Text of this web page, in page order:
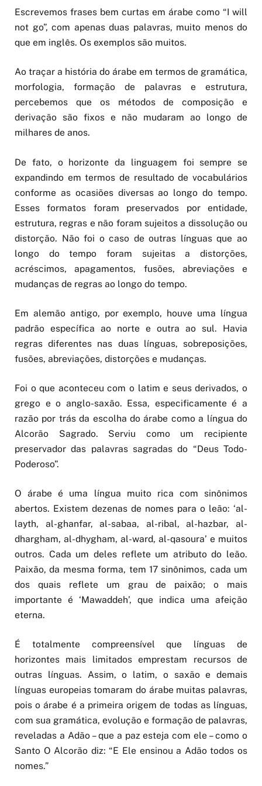
Escrevemos frases bem curtas em árabe como “I will
not go”, com apenas duas palavras, muito menos do
que em inglês. Os exemplos são muitos.
Ao traçar a história do árabe em termos de gramática,
morfologia, formação de palavras e estrutura,
percebemos que os métodos de composição e
derivação são fixos e não mudaram ao longo de
milhares de anos.
De fato, o horizonte da linguagem foi sempre se
expandindo em termos de resultado de vocabulários
conforme as ocasiões diversas ao longo do tempo.
Esses formatos foram preservados por entidade,
estrutura, regras e não foram sujeitos a dissolução ou
distorção. Não foi o caso de outras línguas que ao
longo do tempo foram sujeitas a distorções,
acréscimos, apagamentos, fusões, abreviações e
mudanças de regras ao longo do tempo.
Em alemão antigo, por exemplo, houve uma língua
padrão específica ao norte e outra ao sul. Havia
regras diferentes nas duas línguas, sobreposições,
fusões, abreviações, distorções e mudanças.
Foi o que aconteceu com o latim e seus derivados, o
grego e o anglo-saxão. Essa, especificamente é a
razão por trás da escolha do árabe como a língua do
Alcorão Sagrado. Serviu como um recipiente
preservador das palavras sagradas do “Deus Todo-
Poderoso”.
O árabe é uma língua muito rica com sinônimos
abertos. Existem dezenas de nomes para o leão: ‘al-
layth, al-ghanfar, al-sabaa, al-ribal, al-hazbar, al-
dhargham, al-dhygham, al-ward, al-qasoura’ e muitos
outros. Cada um deles reflete um atributo do leão.
Paixão, da mesma forma, tem 17 sinônimos, cada um
dos quais reflete um grau de paixão; o mais
importante é ‘Mawaddeh’, que indica uma afeição
eterna.
É totalmente compreensível que línguas de
horizontes mais limitados emprestam recursos de
outras línguas. Assim, o latim, o saxão e demais
línguas europeias tomaram do árabe muitas palavras,
pois o árabe é a primeira origem de todas as línguas,
com sua gramática, evolução e formação de palavras,
reveladas a Adão – que a paz esteja com ele – como o
Santo O Alcorão diz: “E Ele ensinou a Adão todos os
nomes.”